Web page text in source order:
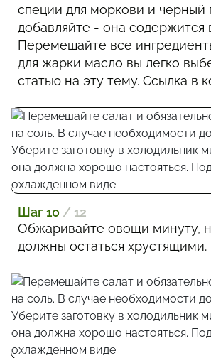
специи для моркови и черный
добавляйте - она содержится
Перемешайте все
для жарки масло вы легко
статью на эту тему. Ссылка в
Шаг 10 / 12
Обжаривайте овощи минуту,
должны остаться хрустящими.